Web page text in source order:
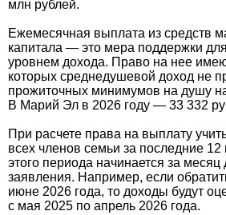
млн рублей.
Ежемесячная выплата из средств
капитала — это мера поддержки
уровнем дохода. Право на нее
которых среднедушевой доход не
прожиточных минимумов на душу
В Марий Эл в 2026 году — 33 332
При расчете права на выплату
всех членов семьи за последние 12
этого периода начинается за
заявления. Например, если
июне 2026 года, то доходы будут
с мая 2025 по апрель 2026 года.